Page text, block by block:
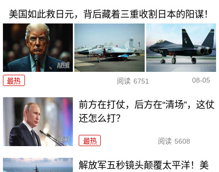
美国如此救日元，背后藏着三重收割日本的阳谋！
最热 阅读 6751 08-05
前方在打仗，后方在“清场”，这仗
还怎么打？
最热 阅读 5608
解放军五秒镜头颠覆太平洋！美